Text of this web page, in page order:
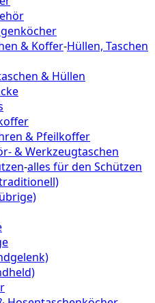
& Koffer-Hüllen, Taschen
& Hüllen
& Pfeilkoffer
& Werkzeugtaschen
-alles für den Schützen